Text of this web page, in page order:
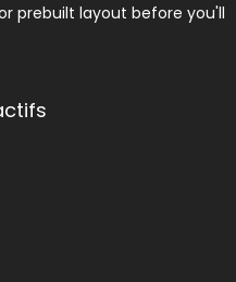
prebuilt layout before you'll